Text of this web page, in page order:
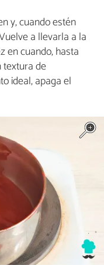
y, cuando estén
a llevarla a la
en cuando, hasta
textura de
ideal, apaga el